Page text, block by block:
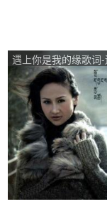
遇上你是我的缘歌词
我的缘LRC歌词-央